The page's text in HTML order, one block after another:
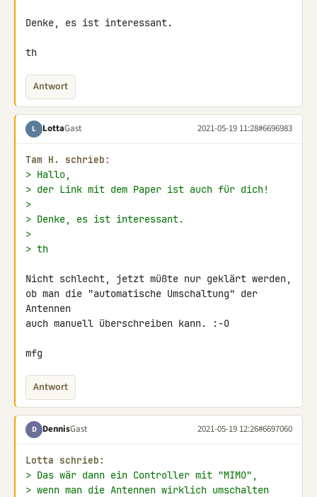
Denke, es ist interessant.
th
Antwort
L LottaGast 2021-05-19 11:28#6696983
Tam H. schrieb:
> Hallo,
> der Link mit dem Paper ist auch für dich!
>
> Denke, es ist interessant.
>
> th
Nicht schlecht, jetzt müßte nur geklärt werden,
ob man die "automatische Umschaltung" der
Antennen
auch manuell überschreiben kann. :-O
mfg
Antwort
D DennisGast 2021-05-19 12:26#6697060
Lotta schrieb:
> Das wär dann ein Controller mit "MIMO",
> wenn man die Antennen wirklich umschalten